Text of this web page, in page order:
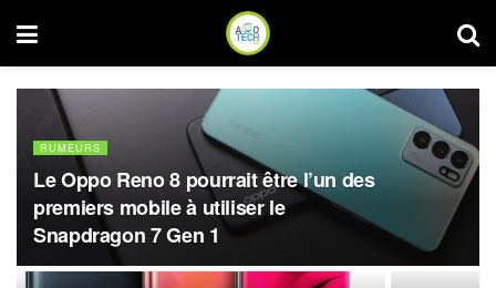
RUMEURS
Le Oppo Reno 8 pourrait être l’un des
premiers mobile à utiliser le
Snapdragon 7 Gen 1